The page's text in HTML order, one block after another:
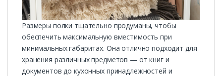
Размеры полки тщательно продуманы, чтобы
обеспечить максимальную вместимость при
минимальных габаритах. Она отлично подходит для
хранения различных предметов — от книг и
документов до кухонных принадлежностей и